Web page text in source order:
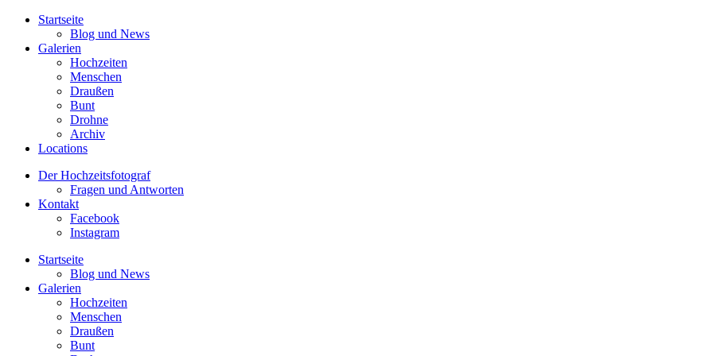
Startseite
Blog und News
Galerien
Hochzeiten
Menschen
Draußen
Bunt
Drohne
Archiv
Locations
Der Hochzeitsfotograf
Fragen und Antworten
Kontakt
Facebook
Instagram
Startseite
Blog und News
Galerien
Hochzeiten
Menschen
Draußen
Bunt